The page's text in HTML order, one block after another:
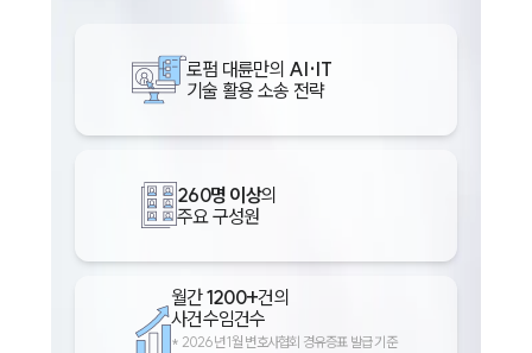
로펌 대륜만의 AI·IT
기술 활용 소송 전략
260명 이상의
주요 구성원
월간1200+건의
사건수임건수
* 2026년 1월 변호사협회 경유증표 발급 기준